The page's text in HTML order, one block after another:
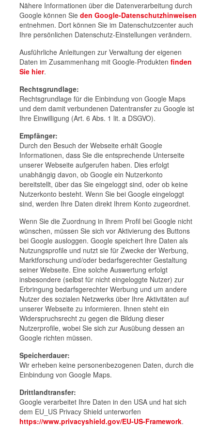
Nähere Informationen über die Datenverarbeitung durch
Google können Sie den Google-Datenschutzhinweisen
entnehmen. Dort können Sie im Datenschutzcenter auch
Ihre persönlichen Datenschutz-Einstellungen verändern.
Ausführliche Anleitungen zur Verwaltung der eigenen
Daten im Zusammenhang mit Google-Produkten finden
Sie hier.
Rechtsgrundlage:
Rechtsgrundlage für die Einbindung von Google Maps
und dem damit verbundenen Datentransfer zu Google ist
Ihre Einwilligung (Art. 6 Abs. 1 lit. a DSGVO).
Empfänger:
Durch den Besuch der Webseite erhält Google
Informationen, dass Sie die entsprechende Unterseite
unserer Webseite aufgerufen haben. Dies erfolgt
unabhängig davon, ob Google ein Nutzerkonto
bereitstellt, über das Sie eingeloggt sind, oder ob keine
Nutzerkonto besteht. Wenn Sie bei Google eingeloggt
sind, werden Ihre Daten direkt Ihrem Konto zugeordnet.
Wenn Sie die Zuordnung in Ihrem Profil bei Google nicht
wünschen, müssen Sie sich vor Aktivierung des Buttons
bei Google ausloggen. Google speichert Ihre Daten als
Nutzungsprofile und nutzt sie für Zwecke der Werbung,
Marktforschung und/oder bedarfsgerechter Gestaltung
seiner Webseite. Eine solche Auswertung erfolgt
insbesondere (selbst für nicht eingeloggte Nutzer) zur
Erbringung bedarfsgerechter Werbung und um andere
Nutzer des sozialen Netzwerks über Ihre Aktivitäten auf
unserer Webseite zu informieren. Ihnen steht ein
Widerspruchsrecht zu gegen die Bildung dieser
Nutzerprofile, wobei Sie sich zur Ausübung dessen an
Google richten müssen.
Speicherdauer:
Wir erheben keine personenbezogenen Daten, durch die
Einbindung von Google Maps.
Drittlandtransfer:
Google verarbeitet Ihre Daten in den USA und hat sich
dem EU_US Privacy Shield unterworfen
https://www.privacyshield.gov/EU-US-Framework.